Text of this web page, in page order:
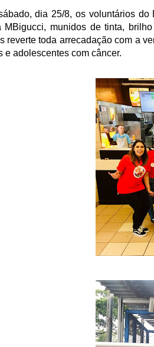
dia 25/8, os voluntários
MBigucci, munidos de tinta,
reverte toda arrecadação com a
e adolescentes com câncer.